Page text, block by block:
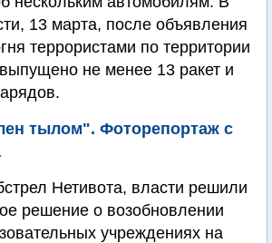
13 марта, после объявления
террористами по территории
не менее 13 ракет и
тылом". Фоторепортаж с
Нетивота, власти решили
решение о возобновлении
учреждениях на